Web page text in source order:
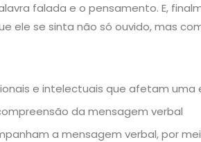
falada e o pensamento. E,
ele se sinta não só ouvido, mas
e intelectuais que afetam uma
da mensagem verbal
a mensagem verbal, por